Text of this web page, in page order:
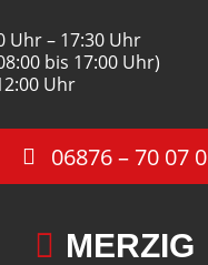
Uhr – 17:30 Uhr
bis 17:00 Uhr)
Uhr
06876 – 70 07 0
 MERZIG